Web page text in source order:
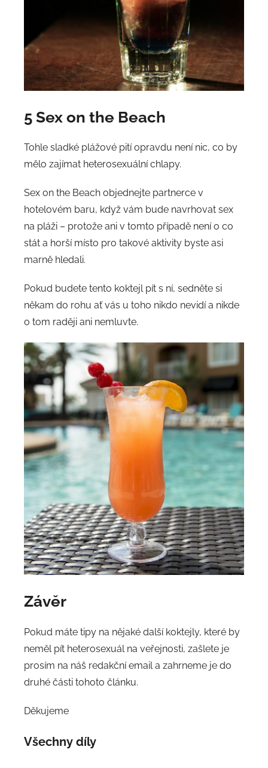
5 Sex on the Beach
Tohle sladké plážové pití opravdu není nic, co by
mělo zajímat heterosexuální chlapy.
Sex on the Beach objednejte partnerce v
hotelovém baru, když vám bude navrhovat sex
na pláži – protože ani v tomto případě není o co
stát a horší místo pro takové aktivity byste asi
marně hledali.
Pokud budete tento koktejl pít s ní, sedněte si
někam do rohu ať vás u toho nikdo nevidí a nikde
o tom raději ani nemluvte.
Závěr
Pokud máte tipy na nějaké další koktejly, které by
neměl pít heterosexuál na veřejnosti, zašlete je
prosím na náš redakční email a zahrneme je do
druhé části tohoto článku.
Děkujeme
Všechny díly